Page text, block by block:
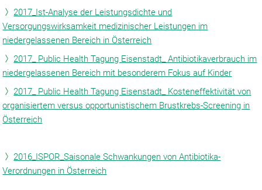
2017_Ist-Analyse der Leistungsdichte und
Versorgungswirksamkeit medizinischer Leistungen im
niedergelassenen Bereich in Österreich
2017_ Public Health Tagung Eisenstadt_ Antibiotikaverbrauch im
niedergelassenen Bereich mit besonderem Fokus auf Kinder
2017_ Public Health Tagung Eisenstadt_ Kosteneffektivität von
organisiertem versus opportunistischem Brustkrebs-Screening in
Österreich
2016_ISPOR_Saisonale Schwankungen von Antibiotika-
Verordnungen in Österreich